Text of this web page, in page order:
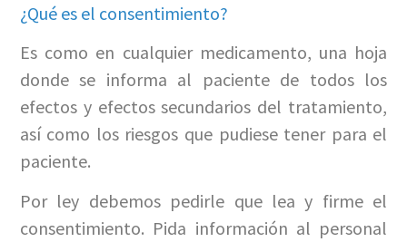
¿Qué es el consentimiento?
Es como en cualquier medicamento, una hoja
donde se informa al paciente de todos los
efectos y efectos secundarios del tratamiento,
así como los riesgos que pudiese tener para el
paciente.
Por ley debemos pedirle que lea y firme el
consentimiento. Pida información al personal